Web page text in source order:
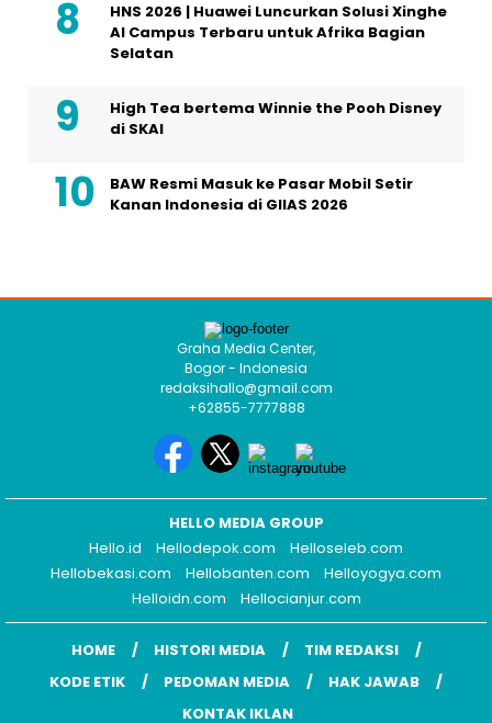
HNS 2026 | Huawei Luncurkan Solusi Xinghe
AI Campus Terbaru untuk Afrika Bagian
Selatan
High Tea bertema Winnie the Pooh Disney
di SKAI
BAW Resmi Masuk ke Pasar Mobil Setir
Kanan Indonesia di GIIAS 2026
Graha Media Center,
Bogor - Indonesia
redaksihallo@gmail.com
+62855-7777888
HELLO MEDIA GROUP
Hello.id
Hellodepok.com
Helloseleb.com
Hellobekasi.com
Hellobanten.com
Helloyogya.com
Helloidn.com
Hellocianjur.com
HOME HISTORI MEDIA
TIM REDAKSI
KODE ETIK
PEDOMAN MEDIA
HAK JAWAB
KONTAK IKLAN